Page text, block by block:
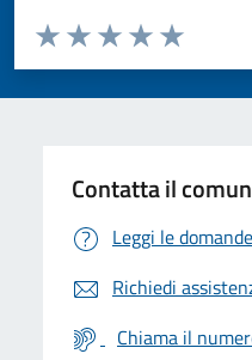
Valuta da 1 a 5 stelle la pagina
Valuta 5
Valuta 4 stelle
Valuta 3 stelle su 5
Valuta 2 stelle su 5
Valuta 1 stelle su 5
Contatta il
Leggi le
Richiedi
Chiama il